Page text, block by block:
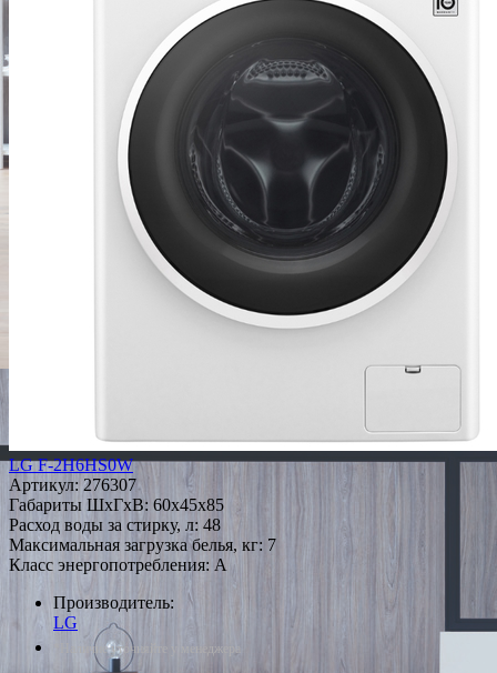
LG F-2H6HS0W
Артикул: 276307
Габариты ШxГxВ: 60x45x85
Расход воды за стирку, л: 48
Максимальная загрузка белья, кг: 7
Класс энергопотребления: A
Производитель:
LG
*Наличие уточняйте у менеджера